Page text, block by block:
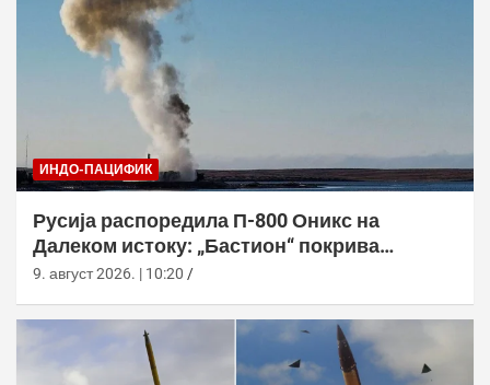
ИНДО-ПАЦИФИК
Русија распоредила П-800 Оникс на
Далеком истоку: „Бастион“ покрива
Куриле, Камчатку и Чукотку
9. август 2026. | 10:20